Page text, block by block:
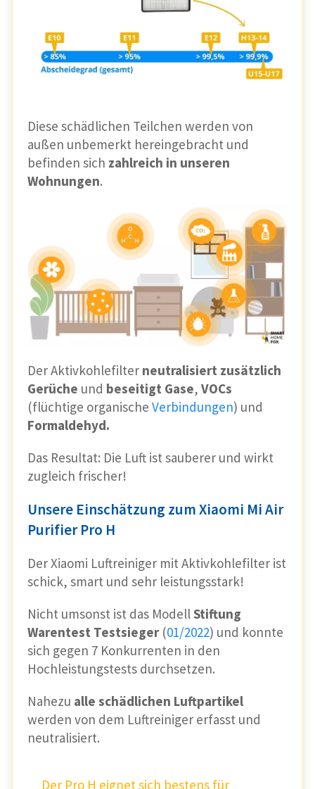
Diese schädlichen Teilchen werden von
außen unbemerkt hereingebracht und
befinden sich zahlreich in unseren
Wohnungen.
Der Aktivkohlefilter neutralisiert zusätzlich
Gerüche und beseitigt Gase, VOCs
(flüchtige organische Verbindungen) und
Formaldehyd.
Das Resultat: Die Luft ist sauberer und wirkt
zugleich frischer!
Unsere Einschätzung zum Xiaomi Mi Air
Purifier Pro H
Der Xiaomi Luftreiniger mit Aktivkohlefilter ist
schick, smart und sehr leistungsstark!
Nicht umsonst ist das ModellStiftung
Warentest Testsieger(01/2022) und konnte
sich gegen 7 Konkurrenten in den
Hochleistungstests durchsetzen.
Nahezu alle schädlichen Luftpartikel
werden von dem Luftreiniger erfasst und
neutralisiert.
Der Pro H eignet sich bestens für